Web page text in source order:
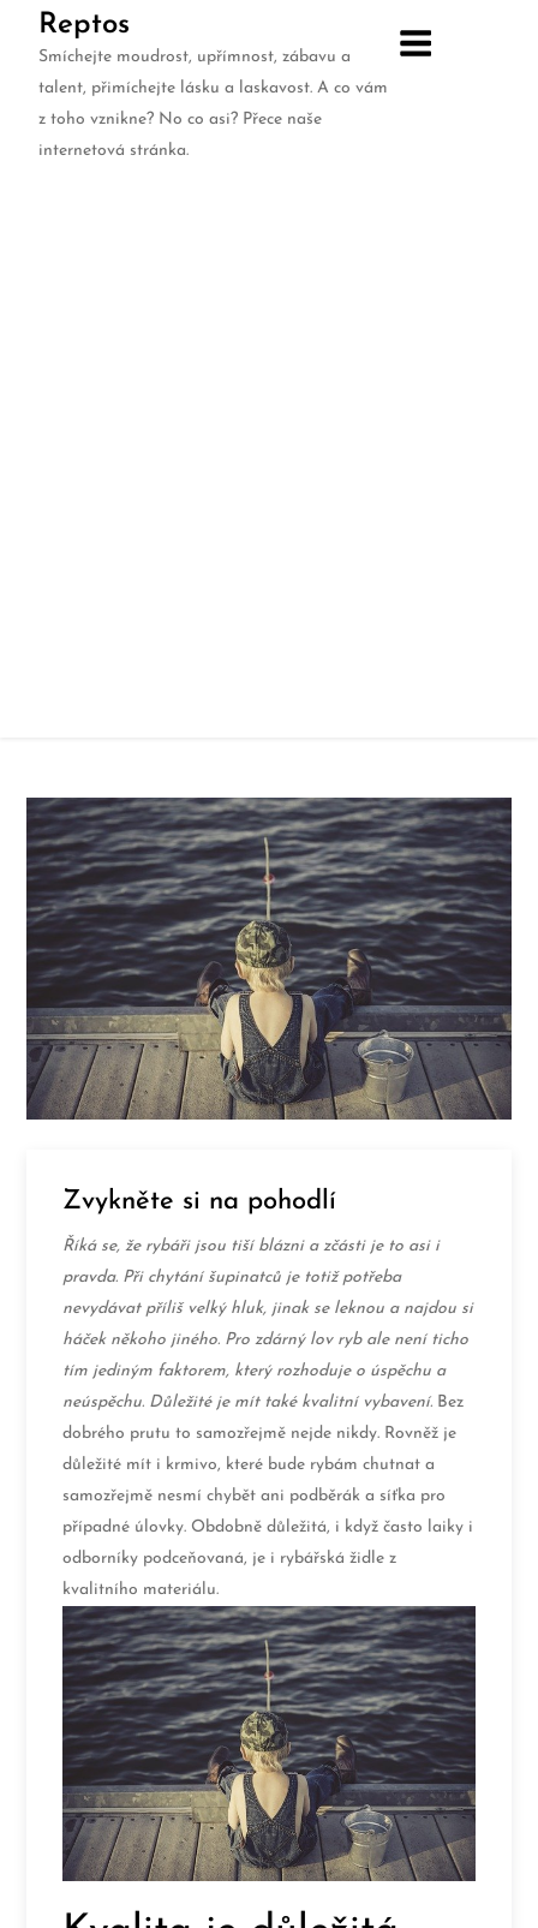
Reptos
Smíchejte moudrost, upřímnost, zábavu a
talent, přimíchejte lásku a laskavost. A co vám
z toho vznikne? No co asi? Přece naše
internetová stránka.
Zvykněte si na pohodlí
Říká se, že rybáři jsou tiší blázni a zčásti je to asi i
pravda. Při chytání šupinatců je totiž potřeba
nevydávat příliš velký hluk, jinak se leknou a najdou si
háček někoho jiného. Pro zdárný lov ryb ale není ticho
tím jediným faktorem, který rozhoduje o úspěchu a
neúspěchu. Důležité je mít také kvalitní vybavení. Bez
dobrého prutu to samozřejmě nejde nikdy. Rovněž je
důležité mít i krmivo, které bude rybám chutnat a
samozřejmě nesmí chybět ani podběrák a síťka pro
případné úlovky. Obdobně důležitá, i když často laiky i
odborníky podceňovaná, je i rybářská židle z
kvalitního materiálu.